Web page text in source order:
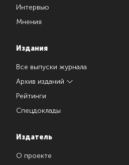
Интервью
Мнения
Издания
Все выпуски журнала
Архив изданий
Рейтинги
Спецдоклады
Издатель
О проекте